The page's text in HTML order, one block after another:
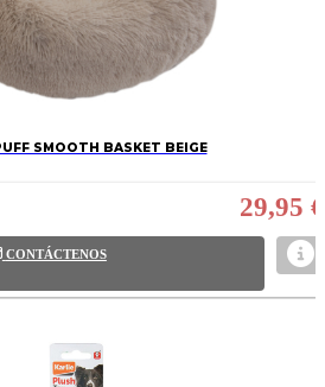
SMOOTH BASKET BEIGE
29,95 €
CONTÁCTENOS